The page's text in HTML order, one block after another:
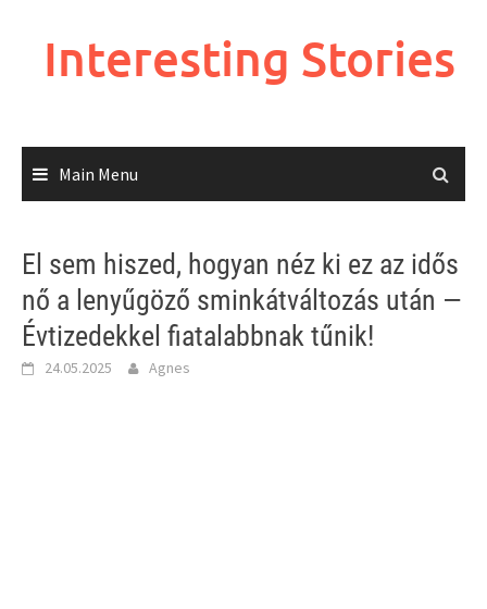
Interesting Stories
Main Menu
El sem hiszed, hogyan néz ki ez az idős
nő a lenyűgöző sminkátváltozás után —
Évtizedekkel fiatalabbnak tűnik!
24.05.2025 Agnes